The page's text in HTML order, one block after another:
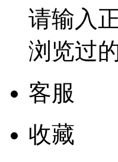
请输入
浏览过
客服
收藏